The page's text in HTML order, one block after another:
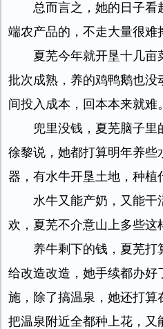
总而言之，她的日子看
端农产品的，不走大量很难
夏芜今年就开垦十几亩
批次成熟，养的鸡鸭鹅也没
间投入成本，回本本来就难。
兜里没钱，夏芜脑子里
徐黎说，她都打算明年养些
器，有水牛开垦土地，种植
水牛又能产奶，又能干
欢，夏芜不介意山上多些这
养牛剩下的钱，夏芜打
给改造改造，她手续都办好
施，除了搞温泉，她还打算
把温泉附近全都种上花，又